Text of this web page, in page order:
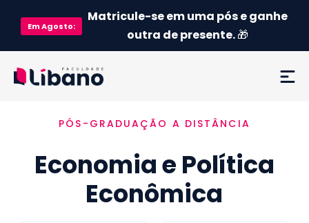
EmAgosto:
Matricule-se em uma pós e ganhe
outra de presente.🎁
Ementa
Como funciona
Credenciamento MEC
PÓS-GRADUAÇÃO A DISTÂNCIA
Economia e Política
Econômica